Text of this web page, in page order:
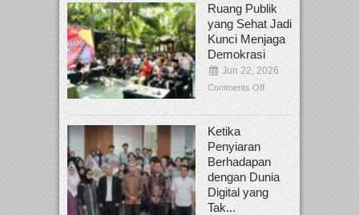
Ruang Publik
yang Sehat Jadi
Kunci Menjaga
Demokrasi
Jun 22, 2026
Comments Off
Ketika
Penyiaran
Berhadapan
dengan Dunia
Digital yang
Tak...